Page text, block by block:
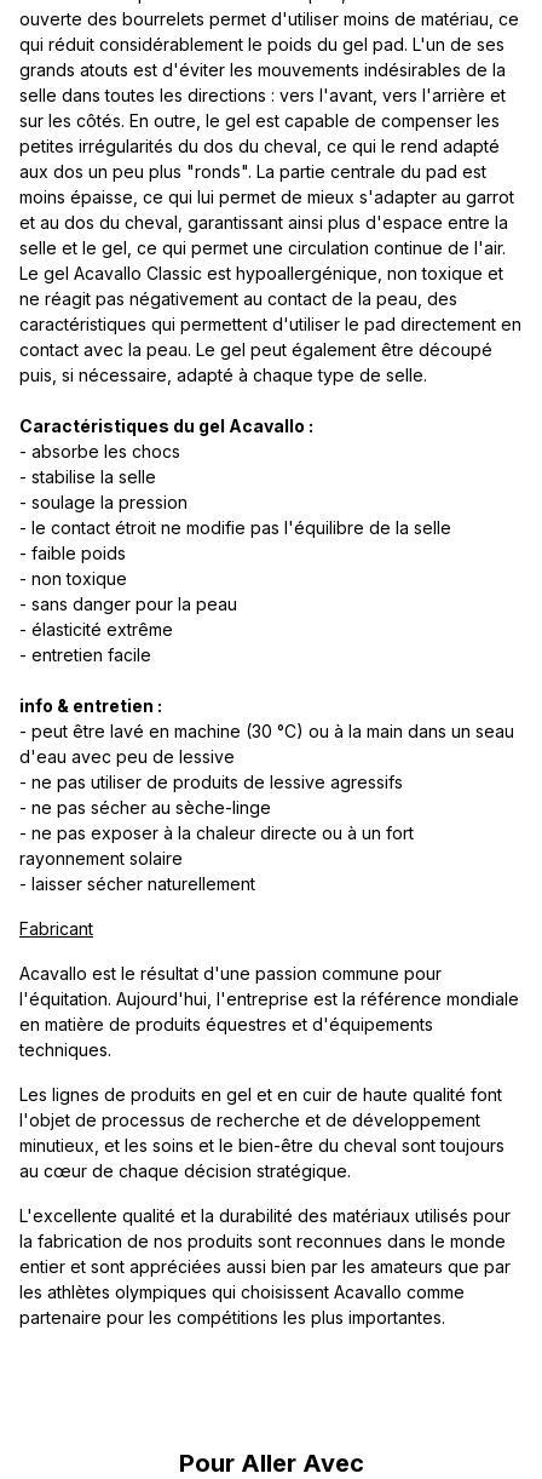
Pour Aller Avec
ouverte des bourrelets permet d'utiliser moins de matériau, ce
qui réduit considérablement le poids du gel pad. L'un de ses
grands atouts est d'éviter les mouvements indésirables de la
selle dans toutes les directions : vers l'avant, vers l'arrière et
sur les côtés. En outre, le gel est capable de compenser les
petites irrégularités du dos du cheval, ce qui le rend adapté
aux dos un peu plus "ronds". La partie centrale du pad est
moins épaisse, ce qui lui permet de mieux s'adapter au garrot
et au dos du cheval, garantissant ainsi plus d'espace entre la
selle et le gel, ce qui permet une circulation continue de l'air.
Le gel Acavallo Classic est hypoallergénique, non toxique et
ne réagit pas négativement au contact de la peau, des
caractéristiques qui permettent d'utiliser le pad directement en
contact avec la peau. Le gel peut également être découpé
puis, si nécessaire, adapté à chaque type de selle.
Caractéristiques du gel Acavallo :
- absorbe les chocs
- stabilise la selle
- soulage la pression
- le contact étroit ne modifie pas l'équilibre de la selle
- faible poids
- non toxique
- sans danger pour la peau
- élasticité extrême
- entretien facile
info & entretien :
- peut être lavé en machine (30 °C) ou à la main dans un seau
d'eau avec peu de lessive
- ne pas utiliser de produits de lessive agressifs
- ne pas sécher au sèche-linge
- ne pas exposer à la chaleur directe ou à un fort
rayonnement solaire
- laisser sécher naturellement
Fabricant
Acavallo est le résultat d'une passion commune pour
l'équitation. Aujourd'hui, l'entreprise est la référence mondiale
en matière de produits équestres et d'équipements
techniques.
Les lignes de produits en gel et en cuir de haute qualité font
l'objet de processus de recherche et de développement
minutieux, et les soins et le bien-être du cheval sont toujours
au cœur de chaque décision stratégique.
L'excellente qualité et la durabilité des matériaux utilisés pour
la fabrication de nos produits sont reconnues dans le monde
entier et sont appréciées aussi bien par les amateurs que par
les athlètes olympiques qui choisissent Acavallo comme
partenaire pour les compétitions les plus importantes.